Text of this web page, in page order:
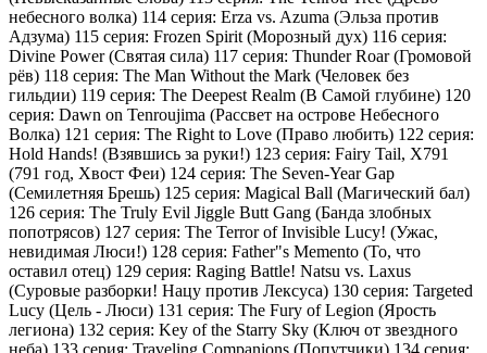
небесного волка) 114 серия: Erza vs. Azuma (Эльза против
Адзума) 115 серия: Frozen Spirit (Морозный дух) 116 серия:
Divine Power (Святая сила) 117 серия: Thunder Roar (Громовой
рёв) 118 серия: The Man Without the Mark (Человек без
гильдии) 119 серия: The Deepest Realm (В Самой глубине) 120
серия: Dawn on Tenroujima (Рассвет на острове Небесного
Волка) 121 серия: The Right to Love (Право любить) 122 серия:
Hold Hands! (Взявшись за руки!) 123 серия: Fairy Tail, X791
(791 год, Хвост Феи) 124 серия: The Seven-Year Gap
(Семилетняя Брешь) 125 серия: Magical Ball (Магический бал)
126 серия: The Truly Evil Jiggle Butt Gang (Банда злобных
попотрясов) 127 серия: The Terror of Invisible Lucy! (Ужас,
невидимая Люси!) 128 серия: Father"s Memento (То, что
оставил отец) 129 серия: Raging Battle! Natsu vs. Laxus
(Суровые разборки! Нацу против Лексуса) 130 серия: Targeted
Lucy (Цель - Люси) 131 серия: The Fury of Legion (Ярость
легиона) 132 серия: Key of the Starry Sky (Ключ от звездного
неба) 133 серия: Traveling Companions (Попутчики) 134 серия: